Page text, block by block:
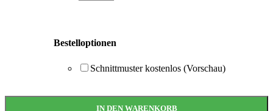
Bestelloptionen
Schnittmuster kostenlos (Vorschau)
IN DEN WARENKORB